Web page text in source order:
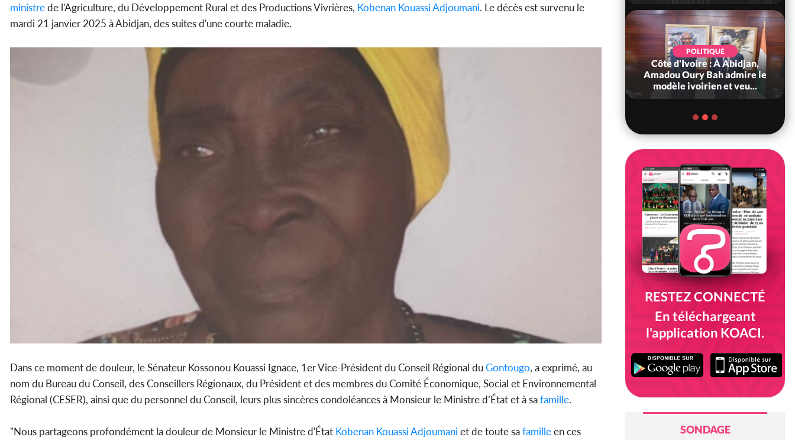
ministrede l'Agriculture, du Développement Rural et des Productions Vivrières, Kobenan Kouassi Adjoumani. Le décès est survenu le
mardi 21 janvier 2025 à Abidjan, des suites d'une courte maladie.
Dans ce moment de douleur, le Sénateur Kossonou Kouassi Ignace, 1er Vice-Président du Conseil Régional duGontougo, a exprimé, au
nom du Bureau du Conseil, des Conseillers Régionaux, du Président et des membres du Comité Économique, Social et Environnemental
Régional (CESER), ainsi que du personnel du Conseil, leurs plus sincères condoléances à Monsieur le Ministre d’État et à safamille.
"Nous partageons profondément la douleur de Monsieur le Ministre d'État Kobenan Kouassi Adjoumani et de toute safamilleen ces
POLITIQUE
Côte d'Ivoire : À Abidjan,
Amadou Oury Bah admire le
modèle ivoirien et veu...
RESTEZ CONNECTÉ
En téléchargeant
l'application KOACI.
SONDAGE